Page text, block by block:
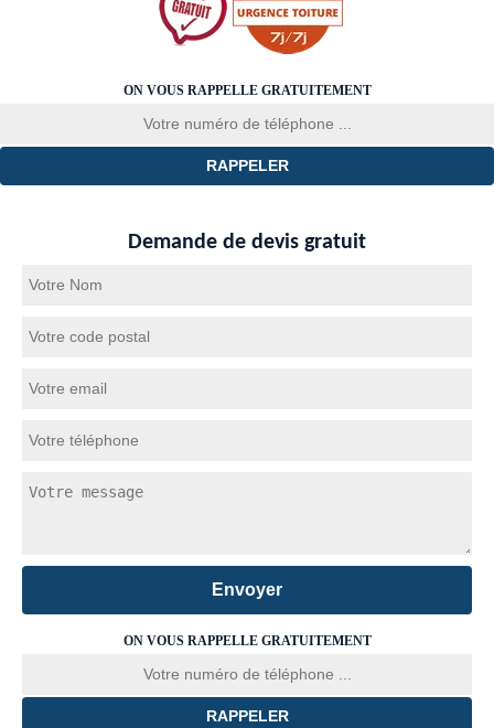
ON VOUS RAPPELLE GRATUITEMENT
Demande de devis gratuit
ON VOUS RAPPELLE GRATUITEMENT